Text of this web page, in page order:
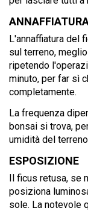
L'annaffiatura del
sul terreno,
ripetendo
minuto, per far sì
completamente.
La frequenza
bonsai si trova,
umidità del
ESPOSIZIONE
Il ficus retusa, se
posiziona
sole. La notevole